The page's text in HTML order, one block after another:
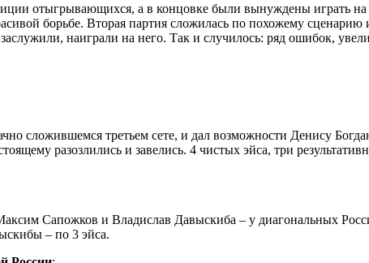
отыгрывающихся, а в концовке были вынуждены играть на
борьбе. Вторая партия сложилась по похожему
наиграли на него. Так и случилось: ряд ошибок,
сложившемся третьем сете, и дал возможности Денису
разозлились и завелись. 4 чистых эйса, три
Сапожков и Владислав Давыскиба – у диагональных
– по 3 эйса.